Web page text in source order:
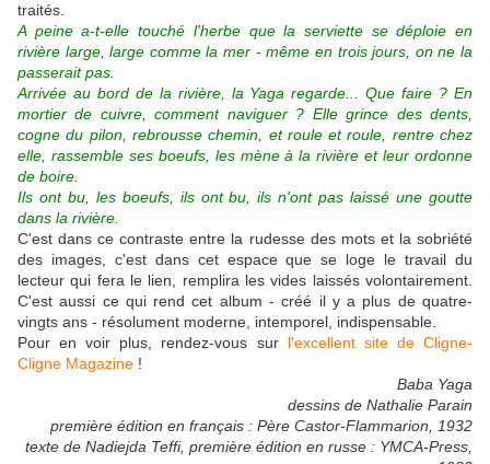
traités.
A peine a-t-elle touché l'herbe que la serviette se déploie en
rivière large, large comme la mer - même en trois jours, on ne la
passerait pas.
Arrivée au bord de la rivière, la Yaga regarde... Que faire ? En
mortier de cuivre, comment naviguer ? Elle grince des dents,
cogne du pilon, rebrousse chemin, et roule et roule, rentre chez
elle, rassemble ses boeufs, les mène à la rivière et leur ordonne
de boire.
Ils ont bu, les boeufs, ils ont bu, ils n'ont pas laissé une goutte
dans la rivière.
C'est dans ce contraste entre la rudesse des mots et la sobriété
des images, c'est dans cet espace que se loge le travail du
lecteur qui fera le lien, remplira les vides laissés volontairement.
C'est aussi ce qui rend cet album - créé il y a plus de quatre-
vingts ans - résolument moderne, intemporel, indispensable.
Pour en voir plus, rendez-vous sur l'excellent site de Cligne-
Cligne Magazine !
Baba Yaga
dessins de Nathalie Parain
première édition en français : Père Castor-Flammarion, 1932
texte de Nadiejda Teffi, première édition en russe : YMCA-Press,